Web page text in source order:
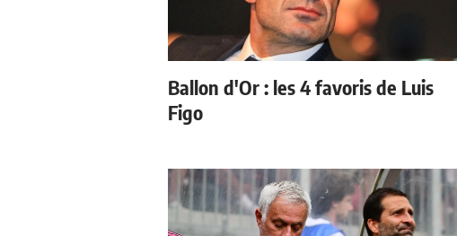
Ballon d'Or : les 4 favoris de Luis
Figo